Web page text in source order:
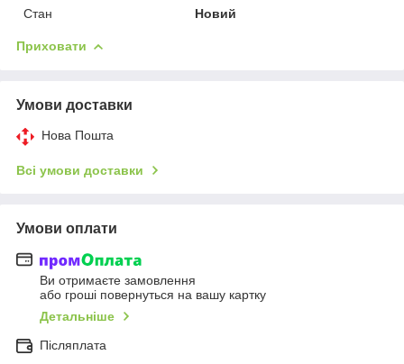
Стан Новий
Приховати
Умови доставки
Нова Пошта
Всі умови доставки
Умови оплати
Ви отримаєте замовлення
або гроші повернуться на вашу картку
Детальніше
Післяплата